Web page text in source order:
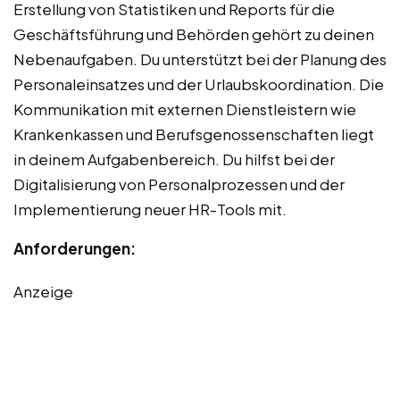
Erstellung von Statistiken und Reports für die
Geschäftsführung und Behörden gehört zu deinen
Nebenaufgaben. Du unterstützt bei der Planung des
Personaleinsatzes und der Urlaubskoordination. Die
Kommunikation mit externen Dienstleistern wie
Krankenkassen und Berufsgenossenschaften liegt
in deinem Aufgabenbereich. Du hilfst bei der
Digitalisierung von Personalprozessen und der
Implementierung neuer HR-Tools mit.
Anforderungen:
Anzeige